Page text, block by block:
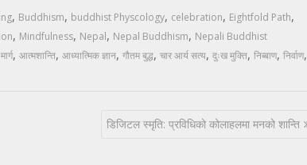
, Buddhism, buddhist Physcology, celebration, Eightfold Path,
, Mindfulness, Nepal, Nepal Buddhism, Nepali Buddhist
, आत्मशान्ति, आध्यात्मिक ज्ञान, गौतम बुद्ध, चार आर्य सत्य, दुःख मुक्ति, निब्बाण, निर्वाण,
डिजिटल स्मृति: प्रविधिको कोलाहलमा मनको शान्ति